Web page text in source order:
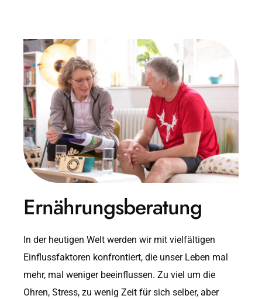
Ernährungsberatung
In der heutigen Welt werden wir mit vielfältigen
Einflussfaktoren konfrontiert, die unser Leben mal
mehr, mal weniger beeinflussen. Zu viel um die
Ohren, Stress, zu wenig Zeit für sich selber, aber